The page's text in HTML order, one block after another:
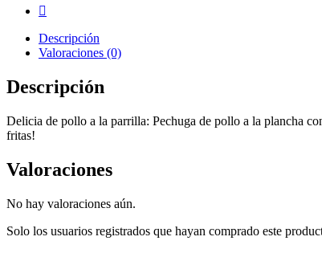
Descripción
Valoraciones (0)
Descripción
Delicia de pollo a la parrilla: Pechuga de pollo a la plancha
fritas!
Valoraciones
No hay valoraciones aún.
Solo los usuarios registrados que hayan comprado este